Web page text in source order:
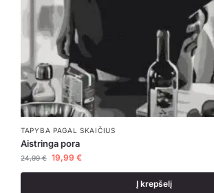
TAPYBA PAGAL SKAIČIUS
Aistringa pora
24,99€ 19,99 €
Į krepšelį